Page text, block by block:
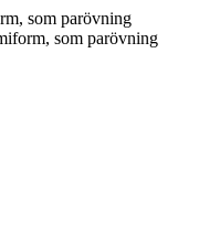
som parövning
som parövning